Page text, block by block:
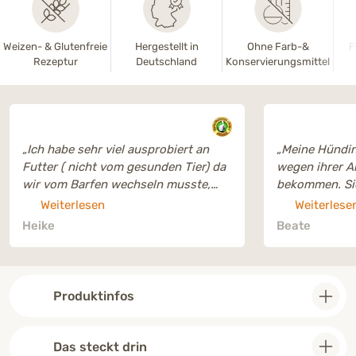
Weizen- & Glutenfreie
Rezeptur
Hergestellt in
Deutschland
Ohne Farb-&
Konservierungsmittel
„Ich habe sehr viel ausprobiert an
Futter ( nicht vom gesunden Tier) da
wir vom Barfen wechseln musste,
weil Louli total übersäuert war und
dann hat mir meine Tierärztin das
wenn ich ihr das Futter zubereite. Sie
großen Tochter habe ich es auch
Weiterlesen
Heike
„Meine
wegen ihrer
bekommen.
anbelangt,
sie Farm
Beate
Produktinfos
Das steckt drin